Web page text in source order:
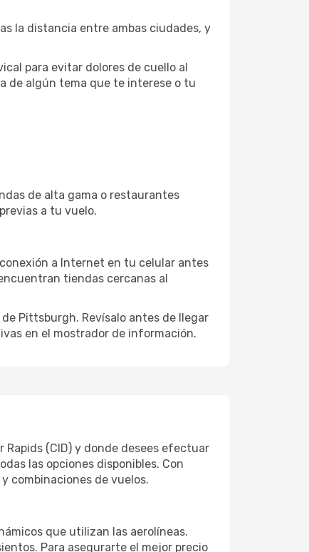
la distancia entre ambas ciudades, y
para evitar dolores de cuello al
de algún tema que te interese o tu
de alta gama o restaurantes
a tu vuelo.
a Internet en tu celular antes
tiendas cercanas al
Pittsburgh. Revísalo antes de llegar
en el mostrador de información.
Rapids (CID) y donde desees efectuar
las opciones disponibles. Con
combinaciones de vuelos.
que utilizan las aerolíneas.
Para asegurarte el mejor precio